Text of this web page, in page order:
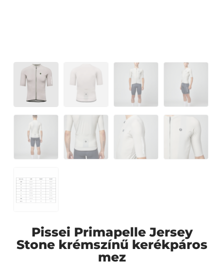
Pissei Primapelle Jersey
Stone krémszínű kerékpáros
mez